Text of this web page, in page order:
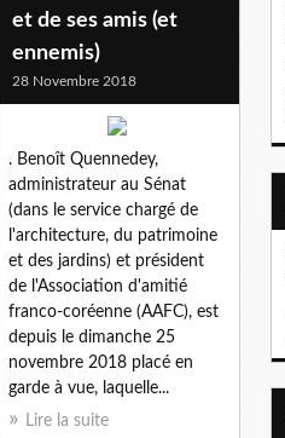
et de ses amis (et
ennemis)
28 Novembre 2018
. Benoît Quennedey,
administrateur au Sénat
(dans le service chargé de
l'architecture, du patrimoine
et des jardins) et président
de l'Association d'amitié
franco-coréenne (AAFC), est
depuis le dimanche 25
novembre 2018 placé en
garde à vue, laquelle...
Lire la suite